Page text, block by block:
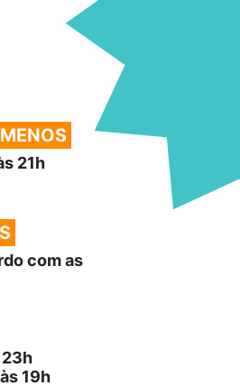
21h
com as
23h
19h